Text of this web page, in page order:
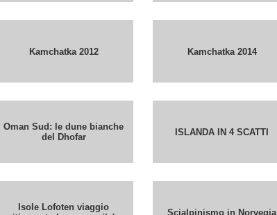
Kamchatka 2012 Kamchatka 2014
Oman Sud: le dune bianche
del Dhofar
ISLANDA IN 4 SCATTI
Isole Lofoten viaggio
Scialpinismo in Norvegia